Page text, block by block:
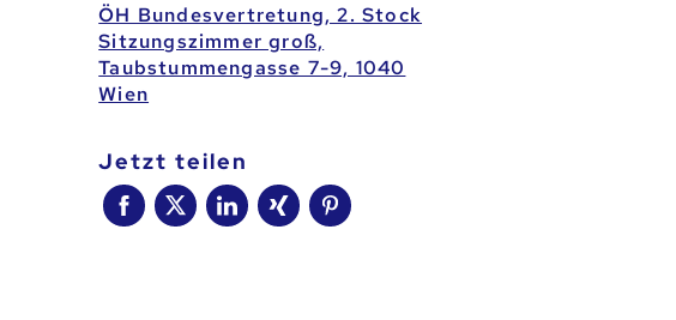
ÖH Bundesvertretung, 2. Stock
Sitzungszimmer groß,
Taubstummengasse 7-9, 1040
Wien
jetzt teilen